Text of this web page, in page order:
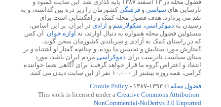
فضول محله در ۱۳ اسفند ۱۳۸۷ پایه گذاری شد. این سایت کمبود و
نارسایی های سیاسی و فرهنگی کشورمان را زیر ذره بین گذاشته، و به
نقد می پردازد. هدف فضول محله کمک و راهگشایی است برای
رسیدن به دموکراسی، سکولارسم و آزادی در ایران. بر این اساس،
مسئولین فضول محله همواره به دنبال آوازند، نه آوازه خوان . آن کس
که در راستای کمک به آزادی و سربلندی کشورمان سخن گوید،
گفتارش مورد ستایش و تحسین ما بوده، و چنانچه گفتار او اشتباه و بر
مبنای سیاست نادرست برای دموکراسی مردم ایران باشد، مورد
انتقاد و اعتراض گروه ما قرار خواهد گرفت. برای آگاهی شما خواننده
گرامی، همه روزه بیشتر از ۱۰،۰۰۰ نفر از این سایت دیدن می کنند.
فضول محله © ۱۳۹۳-۱۳۸۷ -
Cookie Policy
This work is licensed under a Creative Commons Attribution-
NonCommercial-NoDerivs 3.0 Unported